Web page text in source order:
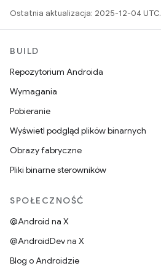
Ostatnia aktualizacja: 2025-12-04 UTC.
BUILD
Repozytorium Androida
Wymagania
Pobieranie
Wyświetl podgląd plików binarnych
Obrazy fabryczne
Pliki binarne sterowników
SPOŁECZNOŚĆ
@Android na X
@AndroidDev na X
Blog o Androidzie